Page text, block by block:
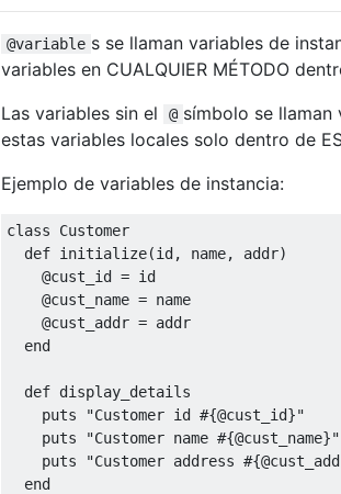
@variable s se llaman variables de
variables en CUALQUIER MÉTODO
Las variables sin el
@ símbolo se llaman
estas variables locales solo dentro de
Ejemplo de variables de instancia:
class
Customer
def initialize(id, name, addr)
@cust_id = id
@cust_name = name
@cust_addr = addr
end
def display_details
    puts
"Customer id #{@cust_id}"
    puts
"Customer name #{@cust_name}"
    puts
"Customer address
end